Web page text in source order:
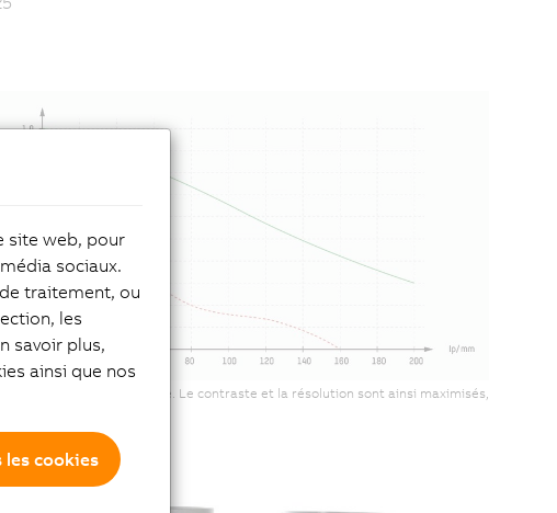
au point de focale. Le contraste et la résolution sont ainsi maximisés,
site web, pour
sociaux.
traitement, ou
les
savoir plus,
ainsi que nos
les cookies